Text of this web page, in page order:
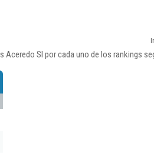
Sl por cada uno de los rankings